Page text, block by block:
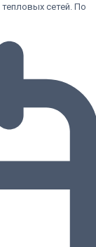
сетей. По